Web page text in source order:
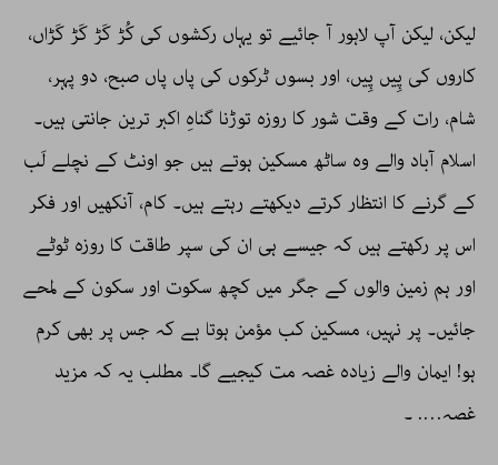
لیکن، لیکن آپ لاہور آ جائیے تو یہاں رکشوں کی کُڑ کَڑ کَڑ کَڑاں،
کاروں کی پِیں پِیں، اور بسوں ٹرکوں کی پاں پاں صبح، دو پہر،
شام، رات کے وقت شور کا روزہ توڑنا گناہِ اکبر ترین جانتی ہیں۔
اسلام آباد والے وہ ساٹھ مسکین ہوتے ہیں جو اونٹ کے نچلے لَب
کے گرنے کا انتظار کرتے دیکھتے رہتے ہیں۔ کام، آنکھیں اور فکر
اس پر رکھتے ہیں کہ جیسے ہی ان کی سپر طاقت کا روزہ ٹوٹے
اور ہم زمین والوں کے جگر میں کچھ سکوت اور سکون کے لمحے
جائیں۔ پر نہیں، مسکین کب مؤمن ہوتا ہے کہ جس پر بھی کرم
ہو! ایمان والے زیادہ غصہ مت کیجیے گا۔ مطلب یہ کہ مزید
غصہ…. ۔